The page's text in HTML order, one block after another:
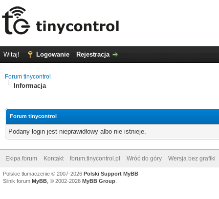
Witaj! Logowanie Rejestracja
Forum tinycontrol
Informacja
Forum tinycontrol
Podany login jest nieprawidłowy albo nie istnieje.
Ekipa forum Kontakt forum.tinycontrol.pl Wróć do góry Wersja bez grafiki
Polskie tłumaczenie © 2007-2026 Polski Support MyBB
Silnik forum MyBB , © 2002-2026 MyBB Group